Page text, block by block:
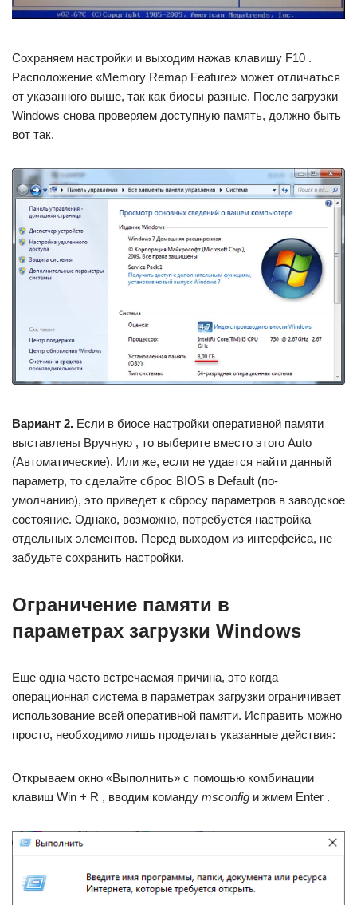
Сохраняем настройки и выходим нажав клавишу F10 .
Расположение «Memory Remap Feature» может отличаться
от указанного выше, так как биосы разные. После загрузки
Windows снова проверяем доступную память, должно быть
вот так.
Вариант 2. Если в биосе настройки оперативной памяти
выставлены Вручную , то выберите вместо этого Auto
(Автоматические). Или же, если не удается найти данный
параметр, то сделайте сброс BIOS в Default (по-
умолчанию), это приведет к сбросу параметров в заводское
состояние. Однако, возможно, потребуется настройка
отдельных элементов. Перед выходом из интерфейса, не
забудьте сохранить настройки.
Ограничение памяти в
параметрах загрузки Windows
Еще одна часто встречаемая причина, это когда
операционная система в параметрах загрузки ограничивает
использование всей оперативной памяти. Исправить можно
просто, необходимо лишь проделать указанные действия:
Открываем окно «Выполнить» с помощью комбинации
клавиш Win + R , вводим команду msconfig и жмем Enter .